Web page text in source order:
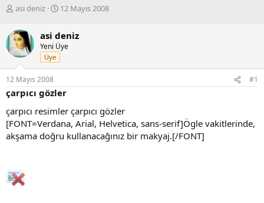
K
n
b
u
y
u
b
a
l
a
t
asi deniz
B
l
a
n
g
ç
a
r
i
12 Mayıs 2008
asi deniz
Yeni Üye
Üye
12 Mayıs 2008 #1
çarpıcı gözler
çarpıcı resimler çarpıcı gözler
[FONT=Verdana, Arial, Helvetica, sans-serif]Ögle vakitlerinde,
akşama doğru kullanacağınız bir makyaj.[/FONT]